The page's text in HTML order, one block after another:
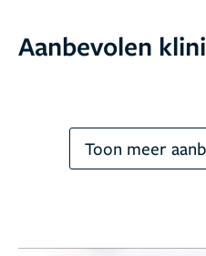
Aanbevolen
Toon meer